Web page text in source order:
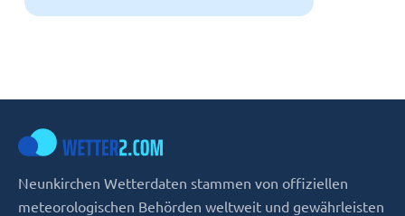
Neunkirchen Wetterdaten stammen von offiziellen
meteorologischen Behörden weltweit und gewährleisten